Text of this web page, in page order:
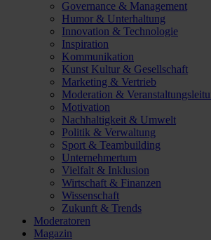
Governance & Management
Humor & Unterhaltung
Innovation & Technologie
Inspiration
Kommunikation
Kunst Kultur & Gesellschaft
Marketing & Vertrieb
Moderation &
Motivation
Nachhaltigkeit & Umwelt
Politik & Verwaltung
Sport & Teambuilding
Unternehmertum
Vielfalt & Inklusion
Wirtschaft & Finanzen
Wissenschaft
Zukunft & Trends
Moderatoren
Magazin